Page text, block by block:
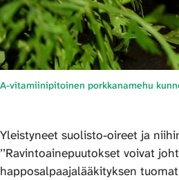
A-vitamiinipitoinen porkkanamehu
Yleistyneet suolisto-oireet ja
’’Ravintoainepuutokset voivat
happosalpaajalääkityksen